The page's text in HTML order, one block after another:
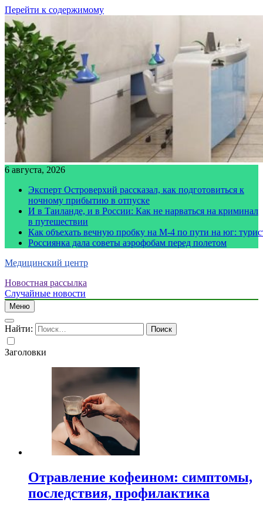
Перейти к содержимому
6 августа, 2026
Эксперт Островерхий рассказал, как подготовиться к
ночному прибытию в отпуске
И в Таиланде, и в России: Как не нарваться на криминал
в путешествии
Как объехать вечную пробку на М-4 по пути на юг:
Россиянка дала советы аэрофобам перед полетом
Медицинский центр
Новостная рассылка
Случайные новости
Меню
Найти:
Заголовки
Отравление кофеином: симптомы,
последствия, профилактика